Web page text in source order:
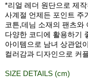
*리얼 레더 원단으로 제
사계절 언제든 포인트 주
코튼,데님 소재의 팬츠와
다양한 코디에 활용하기
아이템으로 남녀 상관없
컬러감과 디자인으로 커
SIZE DETAILS (cm)